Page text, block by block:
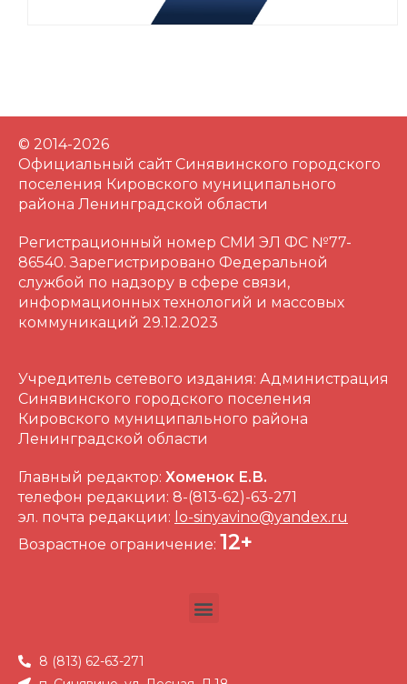
© 2014-2026
Официальный сайт Синявинского городского
поселения Кировского муниципального
района Ленинградской области
Регистрационный номер СМИ ЭЛ ФС №77-
86540. Зарегистрировано Федеральной
службой по надзору в сфере связи,
информационных технологий и массовых
коммуникаций 29.12.2023
Учредитель сетевого издания: Администрация
Синявинского городского поселения
Кировского муниципального района
Ленинградской области
Главный редактор: Хоменок Е.В.
телефон редакции: 8-(813-62)-63-271
эл. почта редакции: lo-sinyavino@yandex.ru
Возрастное ограничение: 12+
8 (813) 62-63-271